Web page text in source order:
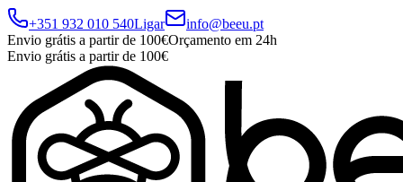
+351 932 010 540Ligar
info@beeu.pt
Envio grátis a partir de 100€Orçamento em 24h
Envio grátis a partir de 100€